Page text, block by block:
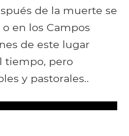
de la muerte se
en los Campos
de este lugar
tiempo, pero
y pastorales..